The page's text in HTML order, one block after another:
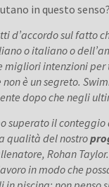
in questo senso?
d’accordo sul fatto
o italiano o
migliori intenzioni
non è un segreto.
dopo che negli
superato il
qualità del nostro
Rohan
in modo che